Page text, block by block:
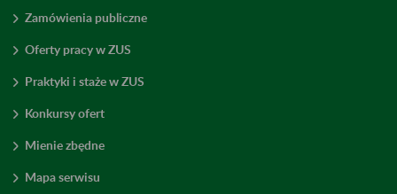
Zamówienia publiczne
Oferty pracy w ZUS
Praktyki i staże w ZUS
Konkursy ofert
Mienie zbędne
Mapa serwisu